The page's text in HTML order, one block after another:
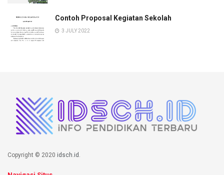
Contoh Proposal Kegiatan Sekolah
3 JULY 2022
Copyright © 2020 idsch.id .